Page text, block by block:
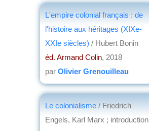
L'empire colonial français : de
l'histoire aux héritages (XIXe-
XXIe siècles) / Hubert Bonin
éd. Armand Colin, 2018
par Olivier Grenouilleau
Le colonialisme / Friedrich
Engels, Karl Marx ; introduction